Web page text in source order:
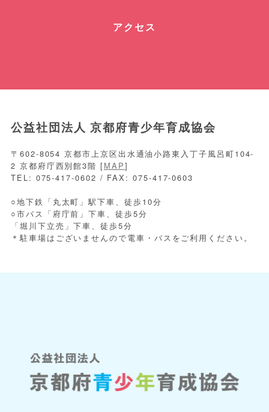
アクセス
公益社団法人 京都府青少年育成協会
〒602-8054 京都市上京区出水通油小路東入丁子風呂町104-
2 京都府庁西別館3階 [MAP]
TEL: 075-417-0602 / FAX: 075-417-0603
○地下鉄「丸太町」駅下車、徒歩10分
○市バス「府庁前」下車、徒歩5分
「堀川下立売」下車、徒歩5分
＊駐車場はございませんので電車・バスをご利用ください。